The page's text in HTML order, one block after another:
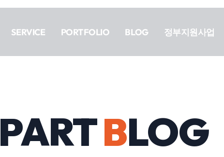
SERVICE PORTFOLIO BLOG 정부지원사업
PARTBLOG